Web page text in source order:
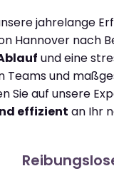
jahrelange
Hannover nach
und eine
Teams und
Sie auf unsere
effizient an Ihr